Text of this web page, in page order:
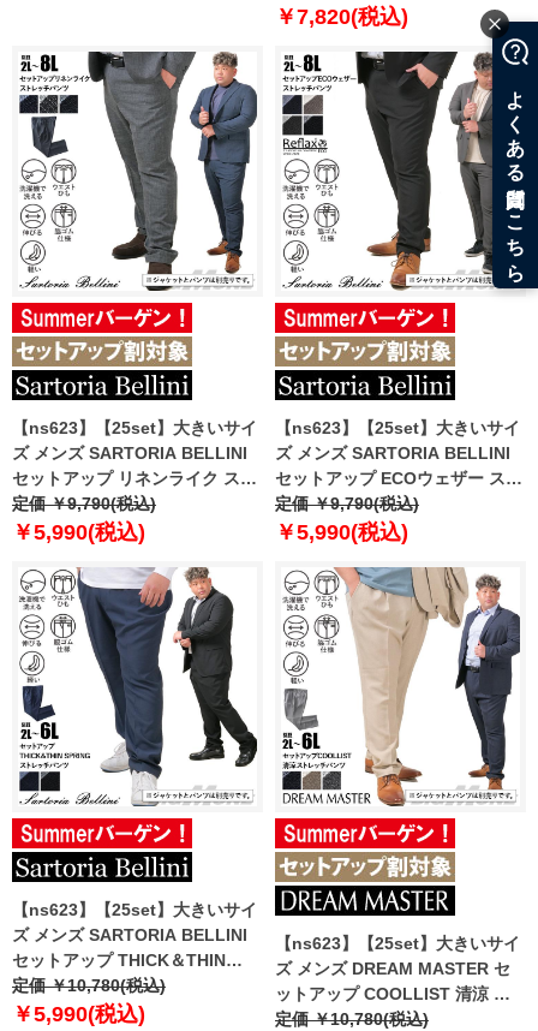
スマリラ azps2518-se1 【fre】
￥7,820(税込)
【ns623】【25set】大きいサイ
ズ メンズ SARTORIA BELLINI
セットアップ リネンライク スト
レッチ パンツ 軽量 ウォッシャブ
ル スマリラ azs2518-sp
定価 ￥9,790(税込)
￥5,990(税込)
【ns623】【25set】大きいサイ
ズ メンズ SARTORIA BELLINI
セットアップ ECOウェザー スト
レッチ パンツ 軽量 ウォッシャブ
ル スマリラ azs25218-sp
定価 ￥9,790(税込)
￥5,990(税込)
【ns623】【25set】大きいサイ
ズ メンズ SARTORIA BELLINI
セットアップ THICK＆THIN
SPRING ストレッチ パンツ 軽量
ウォッシャブル スマリラ
定価 ￥10,780(税込)
￥5,990(税込)
【ns623】【25set】大きいサイ
ズ メンズ DREAM MASTER セ
ットアップ COOLLIST 清涼 ス
トレッチ パンツ 軽量 ウォッシャ
定価 ￥10,780(税込)